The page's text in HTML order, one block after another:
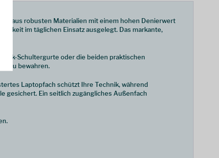
aus robusten Materialien mit einem hohen Denierwert
im täglichen Einsatz ausgelegt. Das markante,
Schultergurte oder die beiden praktischen
zu bewahren.
Laptopfach schützt Ihre Technik, während
gesichert. Ein seitlich zugängliches Außenfach